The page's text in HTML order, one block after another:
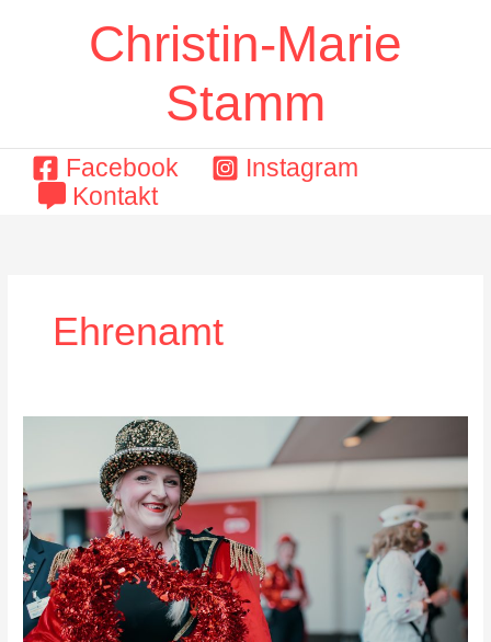
Christin-Marie
Stamm
Facebook
Instagram
Kontakt
Ehrenamt
lebt
das
Miteinander:
Feiern
ist
politisch!